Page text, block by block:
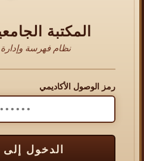
المكتبة
نظام فهرسة
رمز الوصول الأكاديمي
الدخول